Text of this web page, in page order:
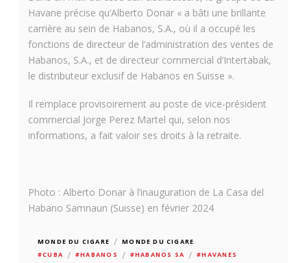
Havane précise qu’Alberto Donar « a bâti une brillante
carrière au sein de Habanos, S.A., où il a occupé les
fonctions de directeur de l’administration des ventes de
Habanos, S.A., et de directeur commercial d’Intertabak,
le distributeur exclusif de Habanos en Suisse ».
Il remplace provisoirement au poste de vice-président
commercial Jorge Perez Martel qui, selon nos
informations, a fait valoir ses droits à la retraite.
Photo : Alberto Donar à l’inauguration de La Casa del
Habano Samnaun (Suisse) en février 2024
MONDE DU CIGARE / MONDE DU CIGARE
#CUBA / #HABANOS / #HABANOS SA / #HAVANES